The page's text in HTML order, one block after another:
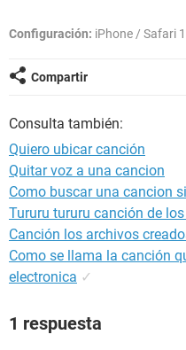
Configuración: iPhone / Safari
Compartir
Consulta también:
Quiero ubicar canción
Quitar voz a una cancion
Como buscar una cancion
Tururu tururu canción de
Canción los archivos
Como se llama la canción
electronica ✓
1 respuesta